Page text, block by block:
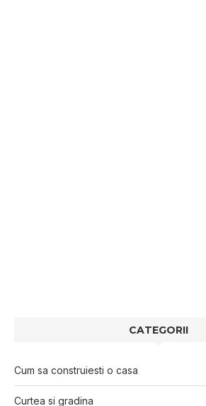
CATEGORII
Cum sa construiesti o casa
Curtea si gradina